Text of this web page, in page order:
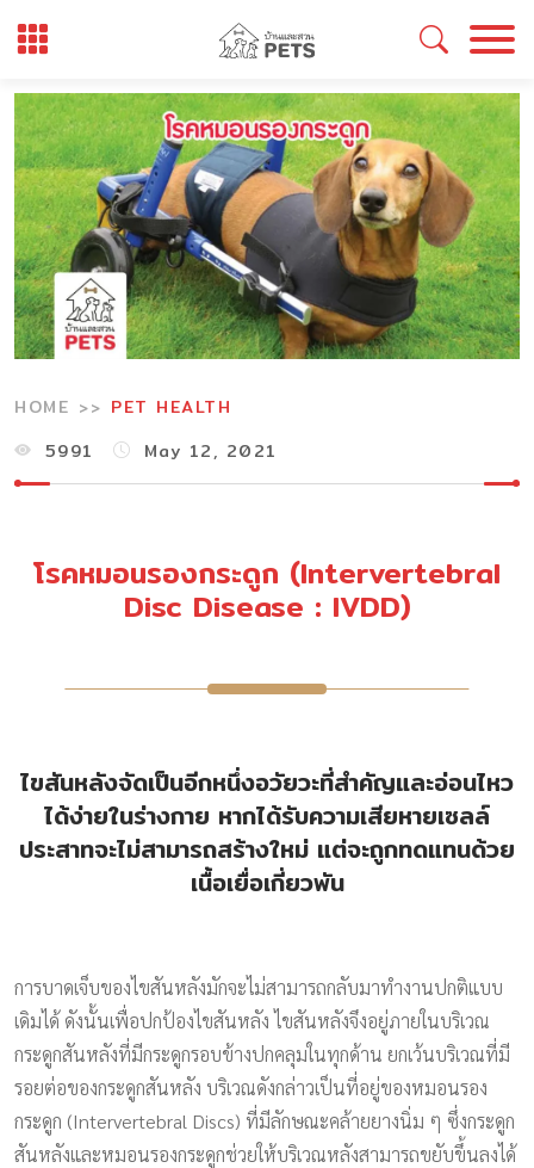
to
HOME
PET HEALTH
5991
May 12, 2021
โรคหมอนรองกระดูก (Intervertebral
Disc Disease : IVDD)
ไขสันหลังจัดเป็นอีกหนึ่งอวัยวะที่สำคัญและอ่อนไหว
ได้ง่ายในร่างกาย หากได้รับความเสียหายเซลล์
ประสาทจะไม่สามารถสร้างใหม่ แต่จะถูกทดแทนด้วย
เนื้อเยื่อเกี่ยวพัน
การบาดเจ็บของไขสันหลังมักจะไม่สามารถกลับมาทำงานปกติแบบ
เดิมได้ ดังนั้นเพื่อปกป้องไขสันหลัง ไขสันหลังจึงอยู่ภายในบริเวณ
กระดูกสันหลังที่มีกระดูกรอบข้างปกคลุมในทุกด้าน ยกเว้นบริเวณที่มี
รอยต่อของกระดูกสันหลัง บริเวณดังกล่าวเป็นที่อยู่ของหมอนรอง
กระดูก (Intervertebral Discs) ที่มีลักษณะคล้ายยางนิ่ม ๆ ซึ่งกระดูก
สันหลังและหมอนรองกระดูกช่วยให้บริเวณหลังสามารถขยับขึ้นลงได้